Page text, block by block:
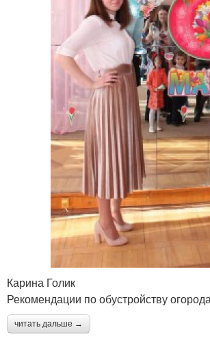
Карина Голик
Рекомендации по обустройству
читать дальше →